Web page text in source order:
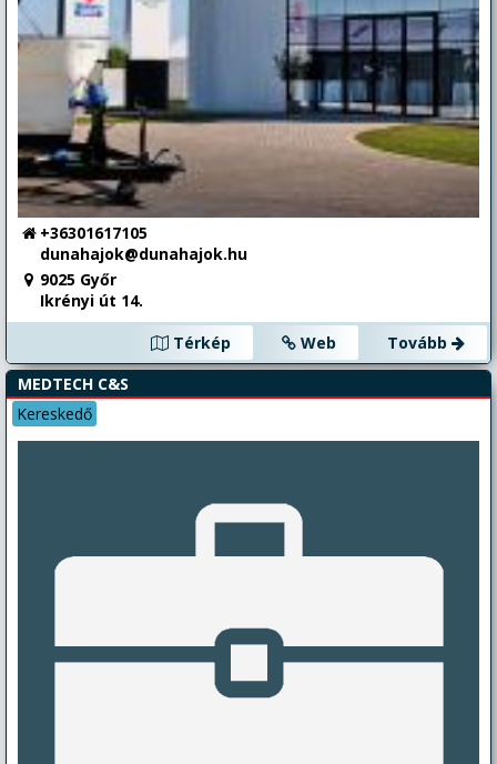
+36301617105
dunahajok@dunahajok.hu
9025 Győr
Ikrényi út 14.
Térkép
Web
Tovább
MEDTECH C&S
Kereskedő